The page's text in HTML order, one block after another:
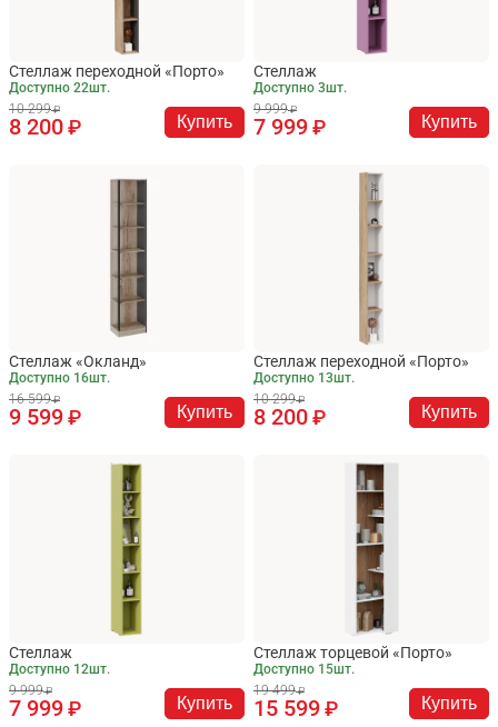
Стеллаж переходной «Порто»
Доступно 22шт.
10 299
8 200 Купить
Стеллаж
Доступно 3шт.
9 999
7 999 Купить
Стеллаж «Окланд»
Доступно 16шт.
16 599
9 599 Купить
Стеллаж переходной «Порто»
Доступно 13шт.
10 299
8 200 Купить
Стеллаж
Доступно 12шт.
9 999
7 999 Купить
Стеллаж торцевой «Порто»
Доступно 15шт.
19 499
15 599 Купить